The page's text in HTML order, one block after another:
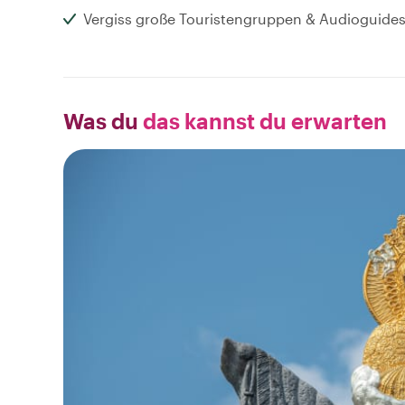
Vergiss große Touristengruppen &
Was du das kannst du erwarten